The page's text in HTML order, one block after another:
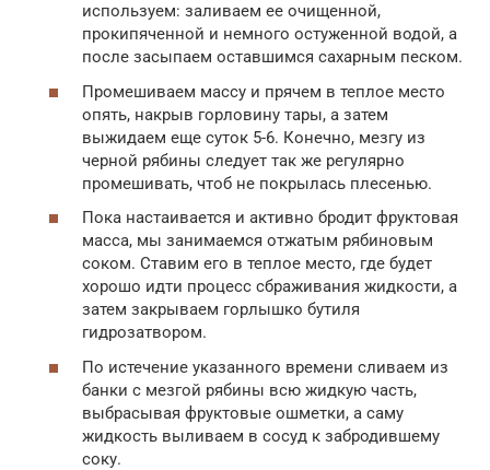
используем: заливаем ее очищенной,
прокипяченной и немного остуженной водой, а
после засыпаем оставшимся сахарным песком.
Промешиваем массу и прячем в теплое место
опять, накрыв горловину тары, а затем
выжидаем еще суток 5-6. Конечно, мезгу из
черной рябины следует так же регулярно
промешивать, чтоб не покрылась плесенью.
Пока настаивается и активно бродит фруктовая
масса, мы занимаемся отжатым рябиновым
соком. Ставим его в теплое место, где будет
хорошо идти процесс сбраживания жидкости, а
затем закрываем горлышко бутиля
гидрозатвором.
По истечение указанного времени сливаем из
банки с мезгой рябины всю жидкую часть,
выбрасывая фруктовые ошметки, а саму
жидкость выливаем в сосуд к забродившему
соку.